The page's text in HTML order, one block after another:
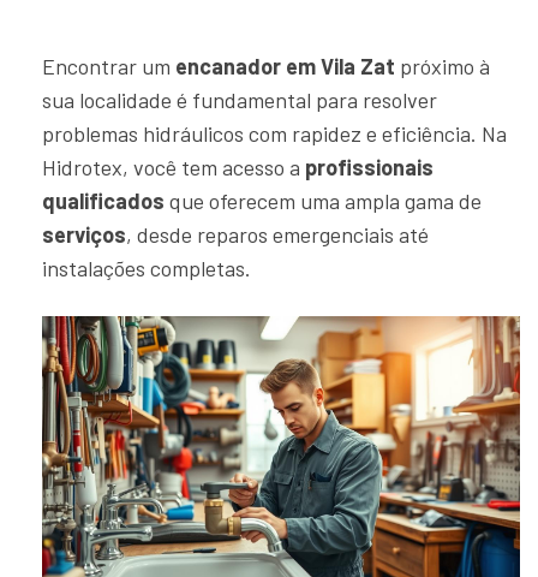
Encontrar um encanador em Vila Zat próximo à
sua localidade é fundamental para resolver
problemas hidráulicos com rapidez e eficiência. Na
Hidrotex, você tem acesso a profissionais
qualificados que oferecem uma ampla gama de
serviços, desde reparos emergenciais até
instalações completas.